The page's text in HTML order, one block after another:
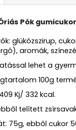
Pók
glükózszirup,
aromák,
lehet a
100g
Kj/ 332 kcal.
telített
75g, ebből cukor